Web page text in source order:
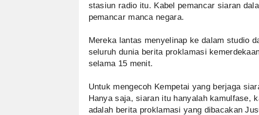
stasiun radio itu. Kabel pemancar siaran
pemancar manca negara.
Mereka lantas menyelinap ke dalam studio
seluruh dunia berita proklamasi
selama 15 menit.
Untuk mengecoh Kempetai yang berjaga
Hanya saja, siaran itu hanyalah kamulfase,
adalah berita proklamasi yang dibacakan